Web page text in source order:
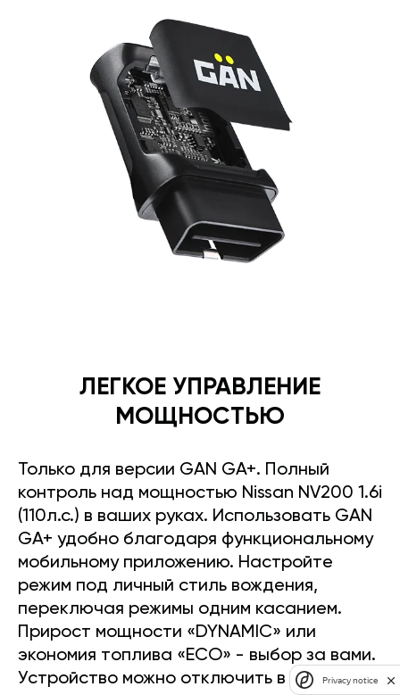
ЛЕГКОЕ УПРАВЛЕНИЕ
МОЩНОСТЬЮ
Только для версии GAN GA+. Полный
контроль над мощностью Nissan NV200 1.6i
(110л.с.) в ваших руках. Использовать GAN
GA+ удобно благодаря функциональному
мобильному приложению. Настройте
режим под личный стиль вождения,
переключая режимы одним касанием.
Прирост мощности «DYNAMIC» или
экономия топлива «ECO» - выбор за вами.
Устройство можно отключить в любоеPrivacy notice